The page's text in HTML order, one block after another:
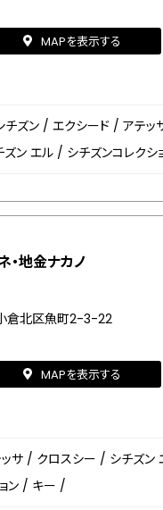
MAPを表示する
チズン / エクシード / アテッ
ズン エル / シチズンコレクシ
・地金ナカノ
倉北区魚町2-3-22
MAPを表示する
サ / クロスシー / シチズン
ン / キー /